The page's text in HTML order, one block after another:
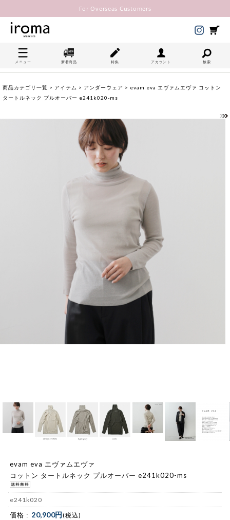
For Overseas Customers
メニュー 新着商品 特集 アカウント 検索
商品カテゴリ一覧 > アイテム > アンダーウェア > evam eva エヴァムエヴァ コットン
タートルネック プルオーバー e241k020-ms
evam eva エヴァムエヴァ
コットン タートルネック プルオーバー e241k020-ms
e241k020
価格 : 20,900円(税込)